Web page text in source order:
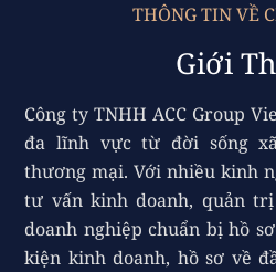
THÔNG TIN VỀ
Giới
Công ty TNHH ACC Group
đa lĩnh vực từ đời sống
thương mại. Với nhiều kinh
tư vấn kinh doanh, quản
doanh nghiệp chuẩn bị hồ
kiện kinh doanh, hồ sơ về